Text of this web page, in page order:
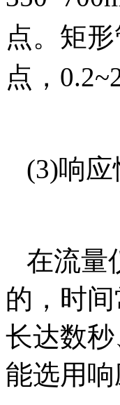
点。矩
点，
(3)响应
在流量
的，时
长达数
能选用